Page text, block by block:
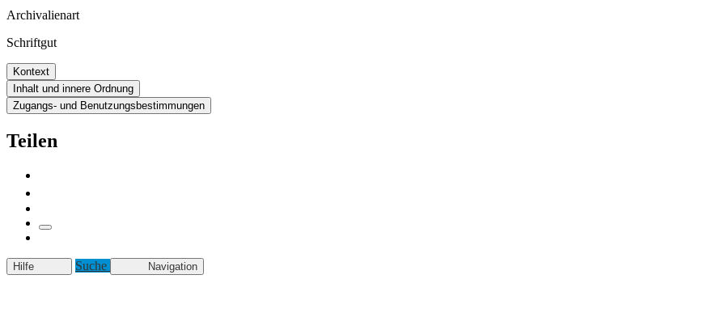
Archivalienart
Schriftgut
Kontext
Inhalt und innere Ordnung
Zugangs- und Benutzungsbestimmungen
Teilen
Hilfe Suche Navigation